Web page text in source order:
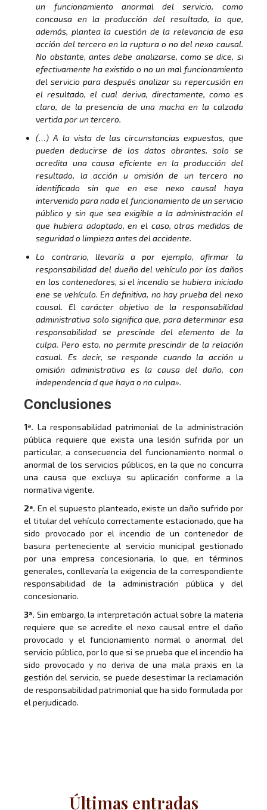
un funcionamiento anormal del servicio, como
concausa en la producción del resultado, lo que,
además, plantea la cuestión de la relevancia de esa
acción del tercero en la ruptura o no del nexo causal.
No obstante, antes debe analizarse, como se dice, si
efectivamente ha existido o no un mal funcionamiento
del servicio para después analizar su repercusión en
el resultado, el cual deriva, directamente, como es
claro, de la presencia de una macha en la calzada
vertida por un tercero.
(…) A la vista de las circunstancias expuestas, que
pueden deducirse de los datos obrantes, solo se
acredita una causa eficiente en la producción del
resultado, la acción u omisión de un tercero no
identificado sin que en ese nexo causal haya
intervenido para nada el funcionamiento de un servicio
público y sin que sea exigible a la administración el
que hubiera adoptado, en el caso, otras medidas de
seguridad o limpieza antes del accidente.
Lo contrario, llevaría a por ejemplo, afirmar la
responsabilidad del dueño del vehículo por los daños
en los contenedores, si el incendio se hubiera iniciado
ene se vehículo. En definitiva, no hay prueba del nexo
causal. El carácter objetivo de la responsabilidad
administrativa solo significa que, para determinar esa
responsabilidad se prescinde del elemento de la
culpa. Pero esto, no permite prescindir de la relación
casual. Es decir, se responde cuando la acción u
omisión administrativa es la causa del daño, con
independencia d que haya o no culpa».
Conclusiones
1ª. La responsabilidad patrimonial de la administración
pública requiere que exista una lesión sufrida por un
particular, a consecuencia del funcionamiento normal o
anormal de los servicios públicos, en la que no concurra
una causa que excluya su aplicación conforme a la
normativa vigente.
2ª. En el supuesto planteado, existe un daño sufrido por
el titular del vehículo correctamente estacionado, que ha
sido provocado por el incendio de un contenedor de
basura perteneciente al servicio municipal gestionado
por una empresa concesionaria, lo que, en términos
generales, conllevaría la exigencia de la correspondiente
responsabilidad de la administración pública y del
concesionario.
3ª. Sin embargo, la interpretación actual sobre la materia
requiere que se acredite el nexo causal entre el daño
provocado y el funcionamiento normal o anormal del
servicio público, por lo que si se prueba que el incendio ha
sido provocado y no deriva de una mala praxis en la
gestión del servicio, se puede desestimar la reclamación
de responsabilidad patrimonial que ha sido formulada por
el perjudicado.
Últimas entradas